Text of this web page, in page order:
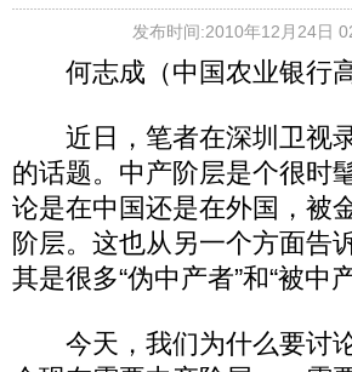
发布时间:2010年12月24日
何志成（中国农业银行高
近日，笔者在深圳卫视录
的话题。中产阶层是个很时
论是在中国还是在外国，被
阶层。这也从另一个方面告
其是很多“伪中产者”和“被中产
今天，我们为什么要讨论